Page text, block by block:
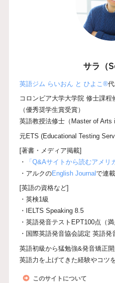
サラ（
英語ジム らいおん と ひよこ®
コロンビア大学大学院 修士課程
（優秀奨学生賞受賞）
英語教授法修士（Master of Arts
元ETS (Educational Testing
[著書・メディア掲載]
・
「Q&Aサイトから読むアメ
・アルクのEnglish Journalで連
[英語の資格など]
・英検1級
・IELTS Speaking 8.5
・英語発音テストEPT100点（満
・国際英語発音協会認定 英語
英語初級から猛勉強&発音矯正
英語力を上げてきた経験やコツ
このサイトについて